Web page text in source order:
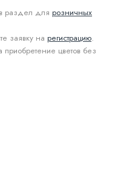
раздел для розничных
заявку на регистрацию.
приобретение цветов без